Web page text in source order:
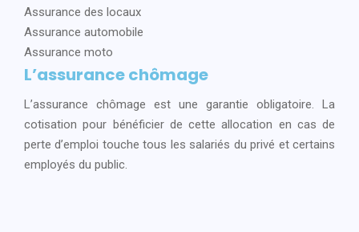
Assurance des locaux
Assurance automobile
Assurance moto
L’assurance chômage
L’assurance chômage est une garantie obligatoire. La
cotisation pour bénéficier de cette allocation en cas de
perte d’emploi touche tous les salariés du privé et certains
employés du public.